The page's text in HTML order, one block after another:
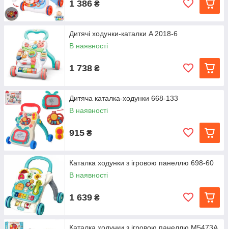
1 386 ₴
Дитячі ходунки-каталки A 2018-6
В наявності
1 738 ₴
Дитяча каталка-ходунки 668-133
В наявності
915 ₴
Каталка ходунки з ігровою панеллю 698-60
В наявності
1 639 ₴